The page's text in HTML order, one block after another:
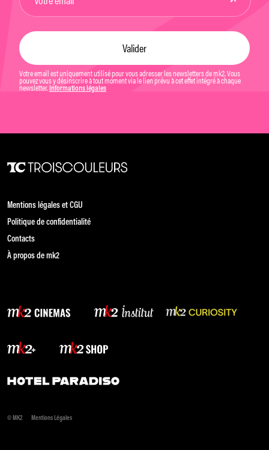
Votre email est uniquement utilisé pour vous adresser les newsletters de mk2. Vous
pouvez vous y désinscrire à tout moment via le lien prévu à cet effet intégré à chaque
newsletter. Informations légales
Mentions légales et CGU
Politique de confidentialité
Contacts
À propos de mk2
© MK2 Mentions Légales